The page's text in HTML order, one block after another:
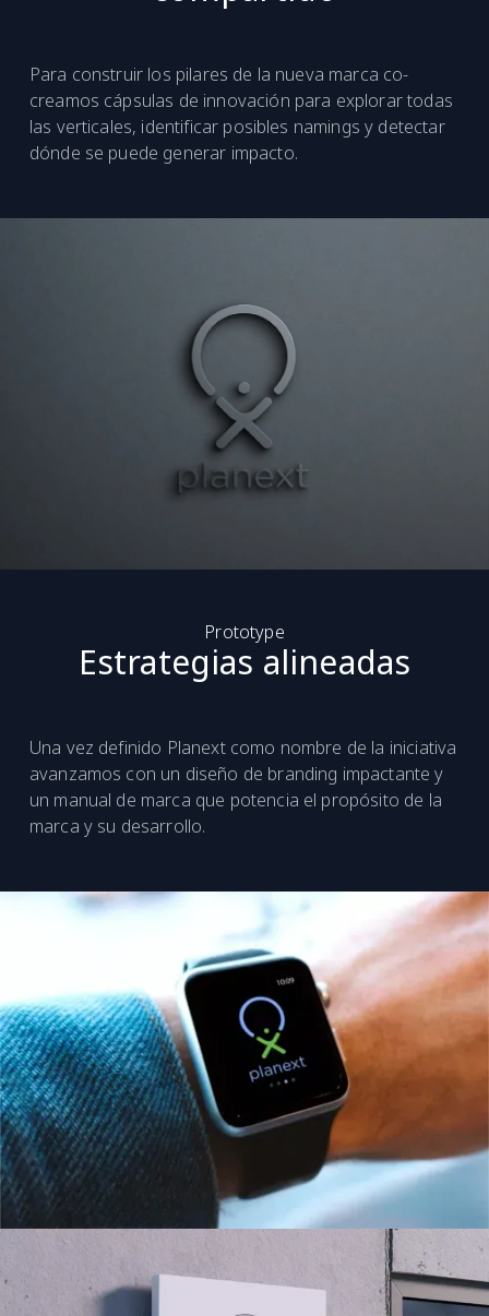
Para construir los pilares de la nueva marca co-
creamos cápsulas de innovación para explorar todas
las verticales, identificar posibles namings y detectar
dónde se puede generar impacto.
Prototype
Estrategias alineadas
Una vez definido Planext como nombre de la iniciativa
avanzamos con un diseño de branding impactante y
un manual de marca que potencia el propósito de la
marca y su desarrollo.